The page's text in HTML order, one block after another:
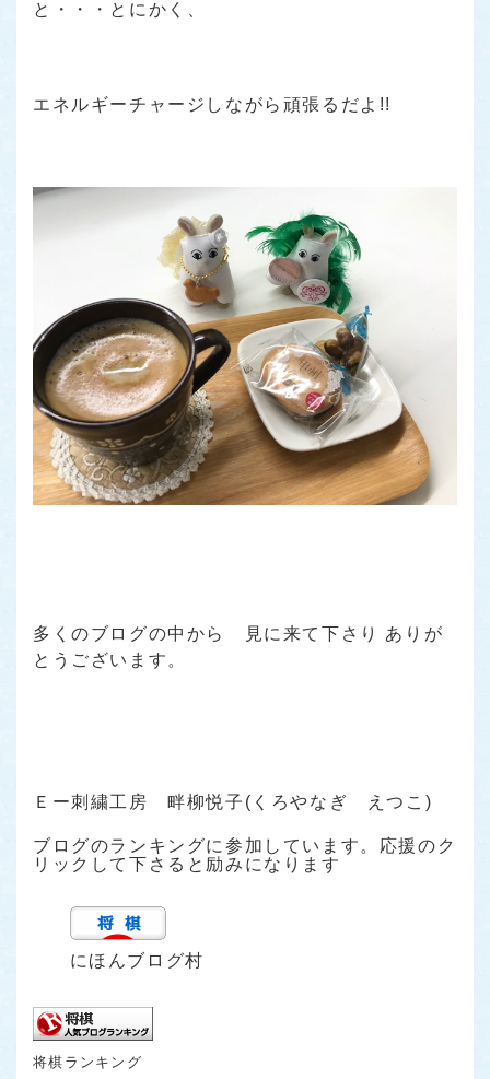
と・・・とにかく、
エネルギーチャージしながら頑張るだよ!!
多くのブログの中から 見に来て下さり ありが
とうございます。
Ｅー刺繍工房 畔柳悦子(くろやなぎ えつこ)
ブログのランキングに参加しています。応援のク
リックして下さると励みになります
にほんブログ村
将棋ランキング